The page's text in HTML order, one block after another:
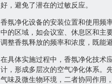
好，避免了潜在的过敏反应。
香氛净化设备的安装位置和使用频
中的区域，如会议室、休息区和主
调整香氛释放的频率和浓度，既能
在具体实施过程中，香氛净化技术
计，形成多层次的空气净化体系。
气味及微生物环境，二者协同作用